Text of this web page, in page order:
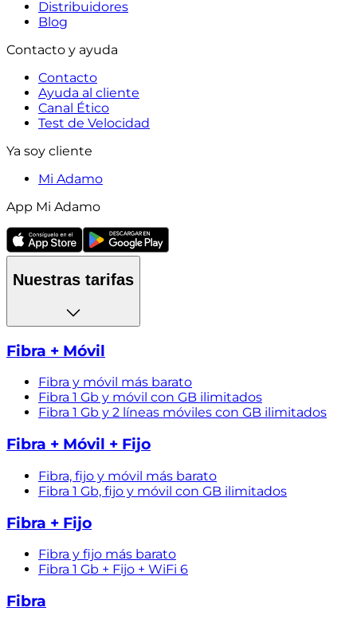
Distribuidores
Blog
Contacto y ayuda
Contacto
Ayuda al cliente
Canal Ético
Test de Velocidad
Ya soy cliente
Mi Adamo
App Mi Adamo
Nuestras tarifas
Fibra + Móvil
Fibra y móvil más barato
Fibra 1 Gb y móvil con GB ilimitados
Fibra 1 Gb y 2 líneas móviles con GB ilimitados
Fibra + Móvil + Fijo
Fibra, fijo y móvil más barato
Fibra 1 Gb, fijo y móvil con GB ilimitados
Fibra + Fijo
Fibra y fijo más barato
Fibra 1 Gb + Fijo + WiFi 6
Fibra